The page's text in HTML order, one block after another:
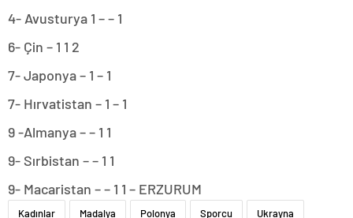
4- Avusturya 1 – – 1
6- Çin – 1 1 2
7- Japonya – 1 – 1
7- Hırvatistan – 1 – 1
9 -Almanya – – 1 1
9- Sırbistan – – 1 1
9- Macaristan – – 1 1 – ERZURUM
Kadınlar Madalya Polonya Sporcu Ukrayna